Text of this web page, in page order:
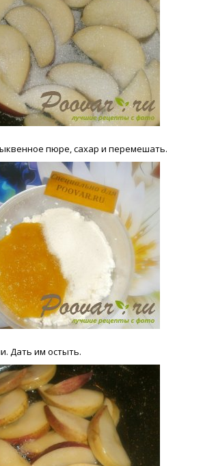
пюре, сахар и перемешать.
Дать им остыть.